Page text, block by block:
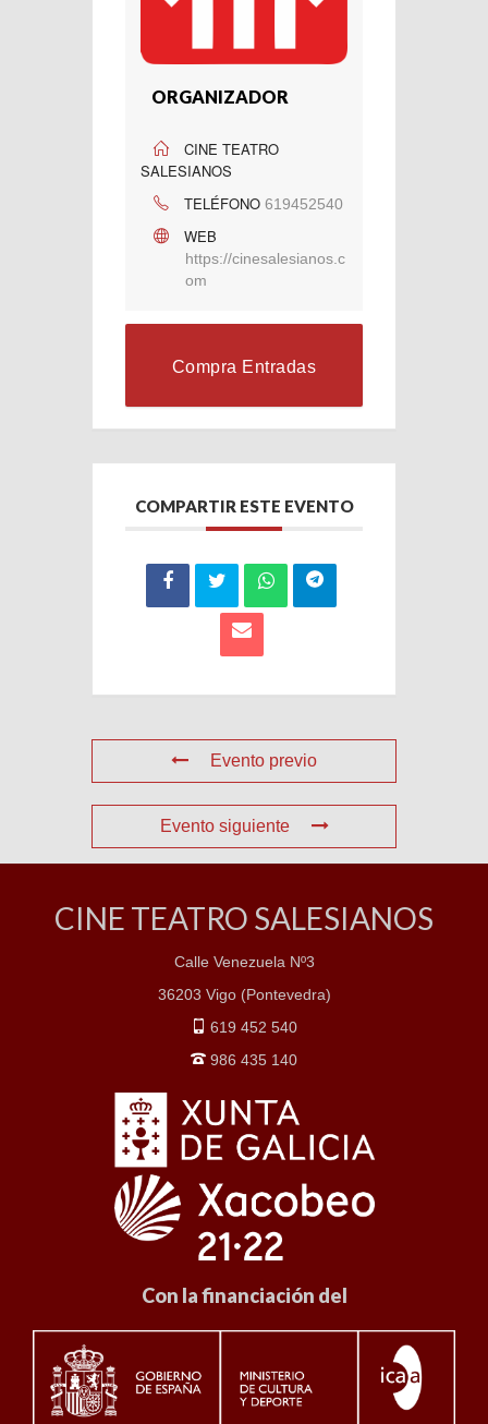
ORGANIZADOR
CINE TEATRO
SALESIANOS
TELÉFONO 619452540
WEB
https://cinesalesianos.c
om
Compra Entradas
COMPARTIR ESTE EVENTO
Evento previo
Evento siguiente
CINE TEATRO SALESIANOS
Calle Venezuela Nº3
36203 Vigo (Pontevedra)
619 452 540
986 435 140
Con la financiación del